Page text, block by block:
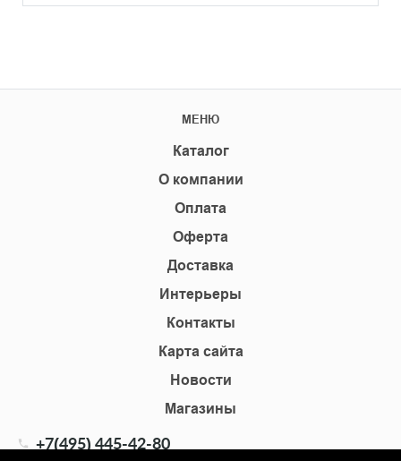
МЕНЮ
Каталог
О компании
Оплата
Оферта
Доставка
Интерьеры
Контакты
Карта сайта
Новости
Магазины
+7(495) 445-42-80